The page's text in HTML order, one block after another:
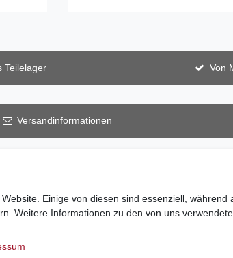
Teilelager Von
Versandinformationen
Einige von diesen sind essenziell,
Weitere Informationen zu den von uns